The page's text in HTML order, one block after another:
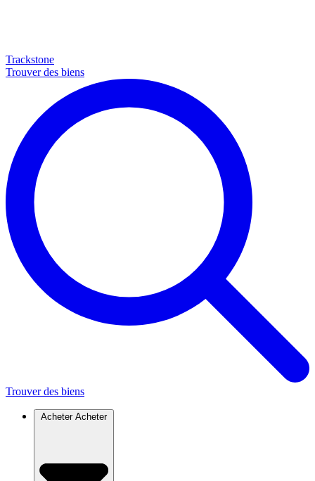
Trackstone
Trouver des biens
Trouver des biens
Acheter Acheter